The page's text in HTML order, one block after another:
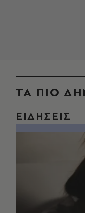
ΤΑ ΠΙΟ
ΕΙΔΗΣΕΙΣ